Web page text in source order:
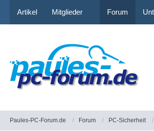
Artikel Mitglieder Forum
Paules-PC-Forum.de Forum PC-Sicherheit